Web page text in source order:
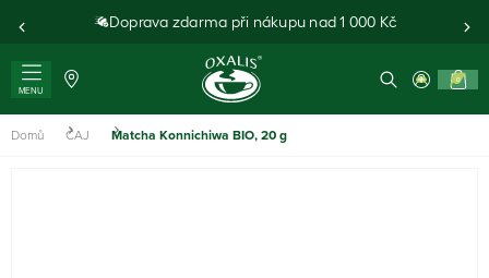
Doprava zdarma při nákupu nad 1 000 Kč
MENU
0
Domů ČAJ Matcha Konnichiwa BIO, 20 g